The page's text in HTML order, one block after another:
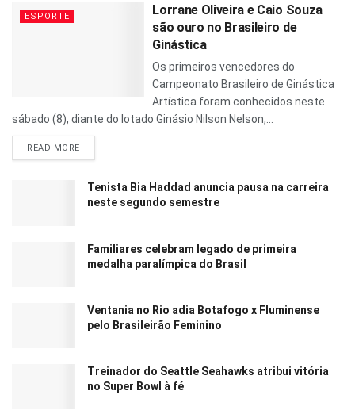
ESPORTE
Lorrane Oliveira e Caio Souza
são ouro no Brasileiro de
Ginástica
Os primeiros vencedores do
Campeonato Brasileiro de Ginástica
Artística foram conhecidos neste
sábado (8), diante do lotado Ginásio Nilson Nelson,...
READ MORE
Tenista Bia Haddad anuncia pausa na carreira
neste segundo semestre
Familiares celebram legado de primeira
medalha paralímpica do Brasil
Ventania no Rio adia Botafogo x Fluminense
pelo Brasileirão Feminino
Treinador do Seattle Seahawks atribui vitória
no Super Bowl à fé